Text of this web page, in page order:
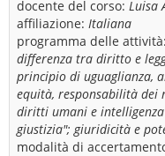
docente del corso: Luisa
affiliazione: Italiana
programma delle attività:
differenza tra diritto e
principio di uguaglianza,
equità, responsabilità
diritti umani e
giustizia"; giuridicità e
modalità di